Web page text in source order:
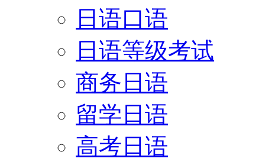
日语口语
日语等级考试
商务日语
留学日语
高考日语